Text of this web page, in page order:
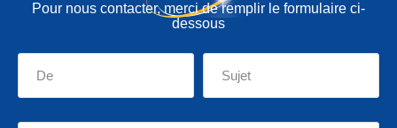
Pour nous contacter, merci de remplir le formulaire ci-
dessous